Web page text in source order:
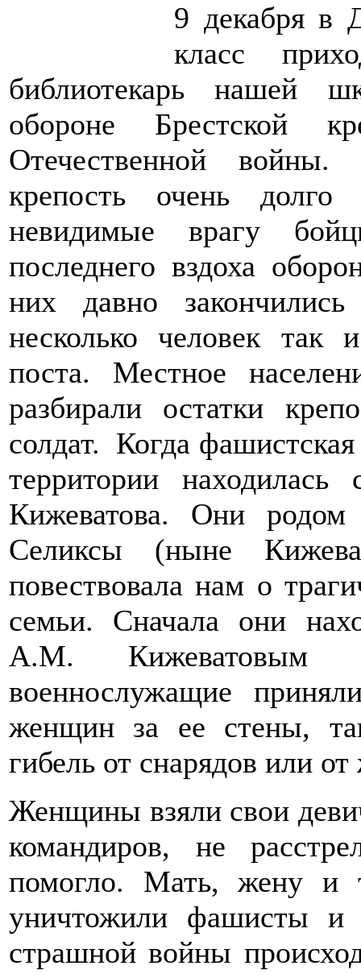
9 декабря в
класс
библиотекарь нашей
обороне Брестской
Отечественной
крепость очень
невидимые врагу
последнего вздоха
них давно
несколько человек так
поста. Местное
разбирали остатки
солдат. Когда
территории
Кижеватова. Они
Селиксы (ныне
повествовала нам о
семьи. Сначала они
А.М.
военнослужащие
женщин за ее стены,
гибель от снарядов или
Женщины взяли свои
командиров, не
помогло. Мать, жену и
уничтожили фашисты и
страшной войны